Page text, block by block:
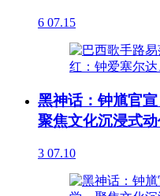
6 07.15
黑神话：钟馗官宣
聚焦文化沉浸式
3 07.10